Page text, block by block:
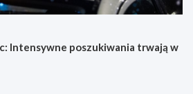
Intensywne poszukiwania trwają w